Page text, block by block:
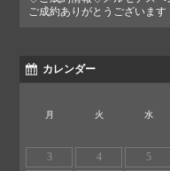
ご成約ありがとうございます
カレンダー
月 火 水
3
4 5